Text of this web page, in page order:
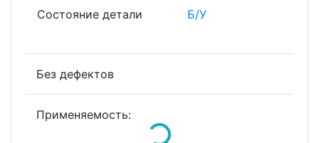
Состояние детали Б/У
Без дефектов
Применяемость: Loading...